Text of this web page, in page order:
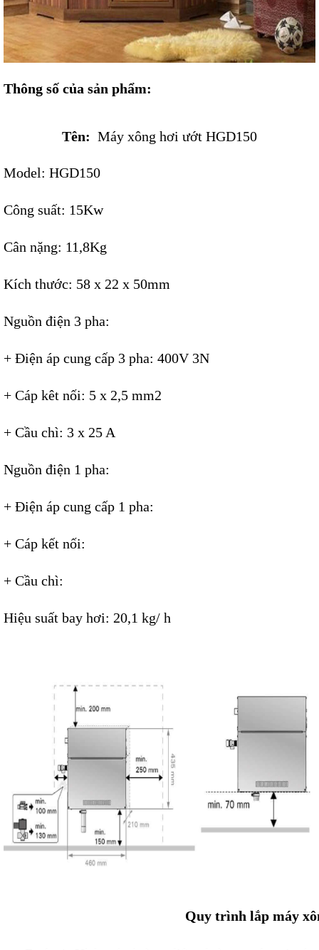
Thông số của sản phẩm:
Tên: Máy xông hơi ướt HGD150
Model: HGD150
Công suất: 15Kw
Cân nặng: 11,8Kg
Kích thước: 58 x 22 x 50mm
Nguồn điện 3 pha:
+ Điện áp cung cấp 3 pha: 400V 3N
+ Cáp kêt nối: 5 x 2,5 mm2
+ Cầu chì: 3 x 25 A
Nguồn điện 1 pha:
+ Điện áp cung cấp 1 pha:
+ Cáp kết nối:
+ Cầu chì:
Hiệu suất bay hơi: 20,1 kg/ h
Quy trình lắp máy